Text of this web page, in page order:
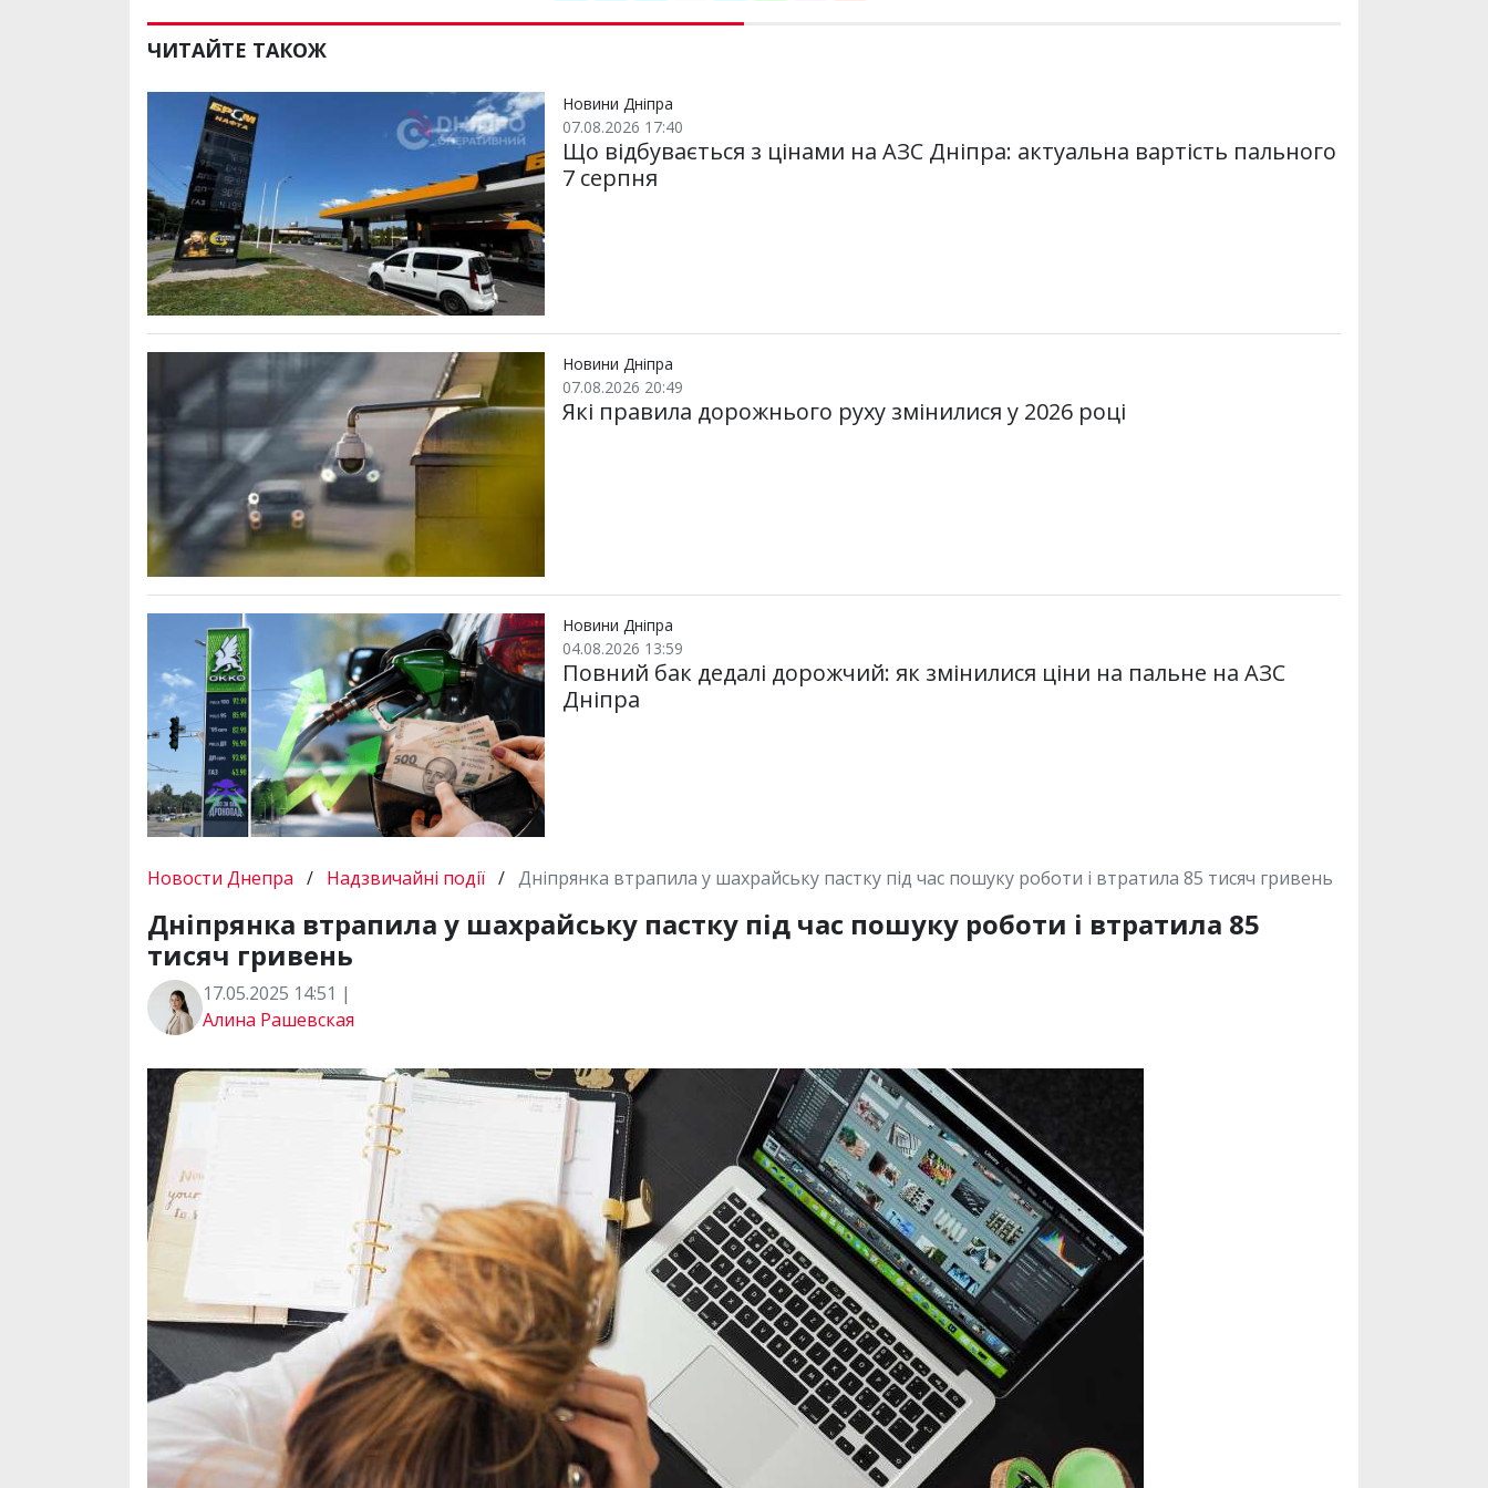
и
и
e
k
t i
ЧИТАЙТЕ ТАКОЖ
Новини Дніпра
07.08.2026 17:40
Що відбувається з цінами на АЗС Дніпра: актуальна вартість пального
7 серпня
Новини Дніпра
07.08.2026 20:49
Які правила дорожнього руху змінилися у 2026 році
Новини Дніпра
04.08.2026 13:59
Повний бак дедалі дорожчий: як змінилися ціни на пальне на АЗС
Дніпра
Новости Днепра / Надзвичайні події / Дніпрянка втрапила у шахрайську пастку під час пошуку роботи і втратила 85 тисяч гривень
Дніпрянка втрапила у шахрайську пастку під час пошуку роботи і втратила 85
тисяч гривень
17.05.2025 14:51 |
Алина Рашевская